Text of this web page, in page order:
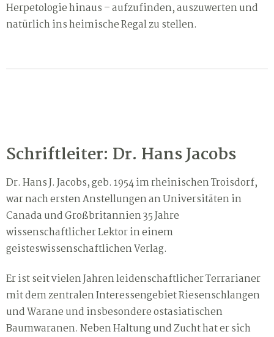
Herpetologie hinaus – aufzufinden, auszuwerten und
natürlich ins heimische Regal zu stellen.
Schriftleiter: Dr. Hans Jacobs
Dr. Hans J. Jacobs, geb. 1954 im rheinischen Troisdorf,
war nach ersten Anstellungen an Universitäten in
Canada und Großbritannien 35 Jahre
wissenschaftlicher Lektor in einem
geisteswissenschaftlichen Verlag.
Er ist seit vielen Jahren leidenschaftlicher Terrarianer
mit dem zentralen Interessengebiet Riesenschlangen
und Warane und insbesondere ostasiatischen
Baumwaranen. Neben Haltung und Zucht hat er sich